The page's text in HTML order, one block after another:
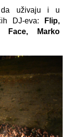
da uživaju i u
DJ-eva:
Flip,
Face, Marko